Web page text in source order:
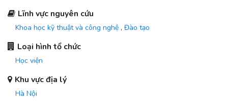
Lĩnh vực nguyên cứu
Khoa học kỹ thuật và công nghệ , Đào tạo
Loại hình tổ chức
Học viện
Khu vực địa lý
Hà Nội